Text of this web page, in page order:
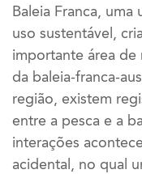
Baleia Franca,
uso sustentável,
importante área de
da baleia-franca-
região, existem
entre a pesca e a
interações
acidental, no qual